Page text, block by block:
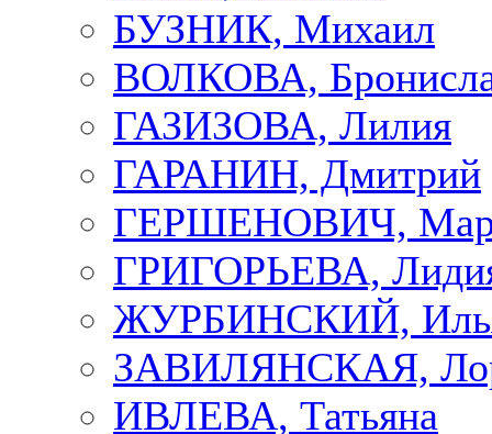
БУЗНИК, Михаил
ВОЛКОВА,
ГАЗИЗОВА, Лилия
ГАРАНИН, Дмитрий
ГЕРШЕНОВИЧ,
ГРИГОРЬЕВА,
ЖУРБИНСКИЙ,
ЗАВИЛЯНСКАЯ,
ИВЛЕВА, Татьяна